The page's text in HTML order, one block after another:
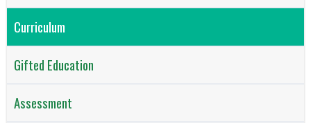
Curriculum
Gifted Education
Assessment